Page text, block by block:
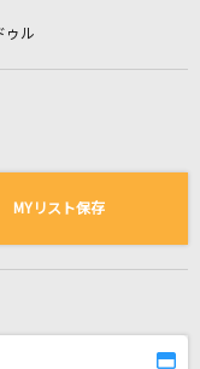
の一覧
ゥル
MYリスト保存